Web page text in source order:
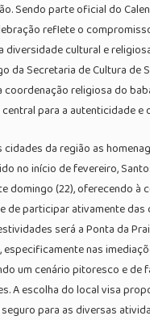
Sendo parte oficial do
reflete o
diversidade cultural e
da Secretaria de Cultura de
coordenação religiosa do
para a autenticidade
da região as
no início de fevereiro,
domingo (22), oferecendo à
de participar ativamente das
será a Ponta da
nas
um cenário pitoresco e de
A escolha do local visa
para as diversas